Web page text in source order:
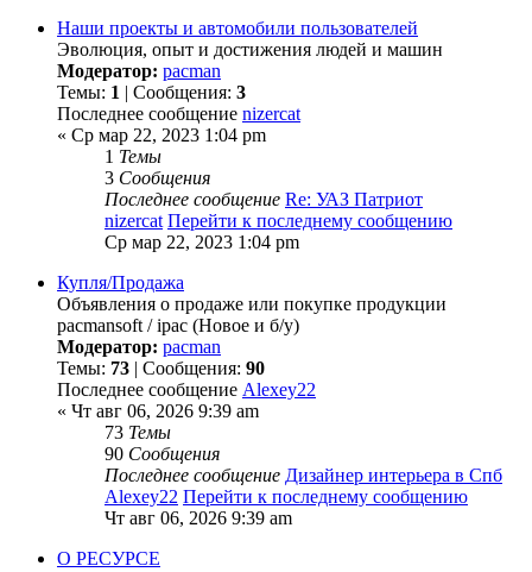
Наши проекты и автомобили пользователей
Эволюция, опыт и достижения людей и машин
Модератор: pacman
Темы: 1 | Сообщения: 3
Последнее сообщение nizercat
« Ср мар 22, 2023 1:04 pm
1 Темы
3 Сообщения
Последнее сообщение Re: УАЗ Патриот
nizercat Перейти к последнему сообщению
Ср мар 22, 2023 1:04 pm
Купля/Продажа
Объявления о продаже или покупке продукции
pacmansoft / ipac (Новое и б/у)
Модератор: pacman
Темы: 73 | Сообщения: 90
Последнее сообщение Alexey22
« Чт авг 06, 2026 9:39 am
73 Темы
90 Сообщения
Последнее сообщение Дизайнер интерьера в Спб
Alexey22 Перейти к последнему сообщению
Чт авг 06, 2026 9:39 am
О РЕСУРСЕ